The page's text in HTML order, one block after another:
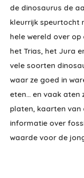
de dinosaurus de
kleurrijk speurtocht
hele wereld over
het Trias, het Jura
vele soorten
waar ze goed in
eten... en vaak
platen, kaarten van
informatie over
waarde voor de